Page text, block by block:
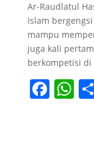
Ar-Raudlatul
Islam
mampu
juga kali
berkompetisi di
F W